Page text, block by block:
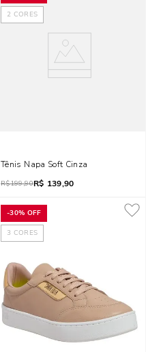
2 CORES
Tênis Napa Soft Cinza
R$199,90R$ 139,90
-30% OFF
3 CORES